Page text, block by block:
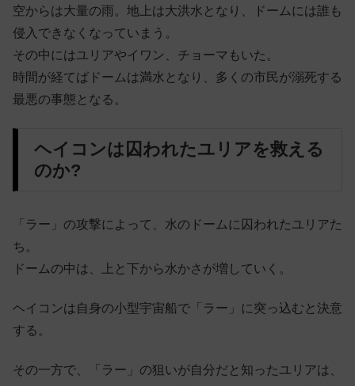
空からは大量の雨。地上は大洪水となり、ドームには誰も
侵入できなくなっていまう。
その中にはユリアやイワン、チョーマもいた。
時間が経てばドームは満水となり、多くの市民が溺死する
最悪の事態となる。
ヘイコンは囚われたユリアを救える
のか?
「ラー」の攻撃によって、水のドームに囚われたユリアた
ち。
ドームの中は、上と下から水かさが増していく。
ヘイコンは自身の小型宇宙船で「ラー」に突っ込むと決意
する。
その一方で、「ラー」の狙いが自分だと知ったユリアは、